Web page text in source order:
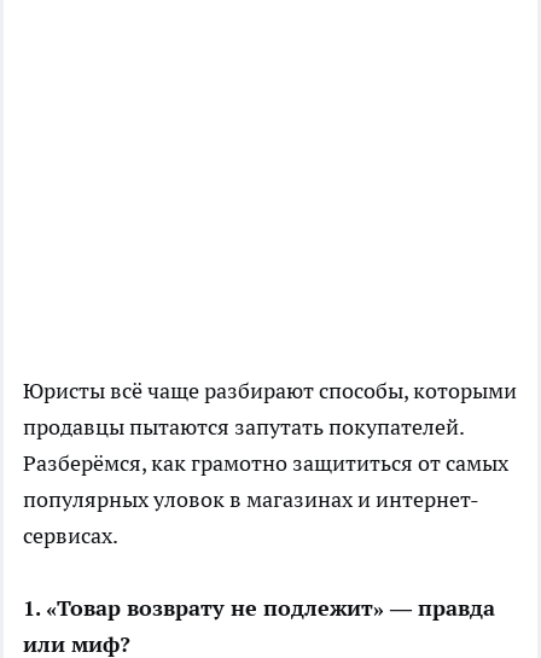
Юристы всё чаще разбирают способы, которыми
продавцы пытаются запутать покупателей.
Разберёмся, как грамотно защититься от самых
популярных уловок в магазинах и интернет-
сервисах.
1. «Товар возврату не подлежит» — правда
или миф?